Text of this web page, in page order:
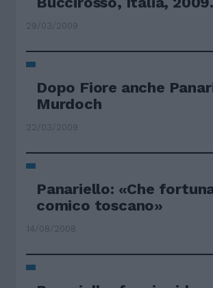
29/03/2009
Dopo Fiore anche
Murdoch
22/03/2009
Panariello: «Che
comico toscano»
14/08/2008